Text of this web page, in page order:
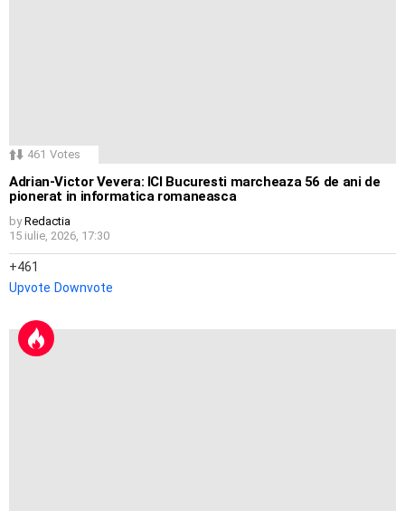
461 Votes
Adrian-Victor Vevera: ICI Bucuresti marcheaza 56 de ani de
pionerat in informatica romaneasca
by Redactia
15 iulie, 2026, 17:30
461
Upvote Downvote